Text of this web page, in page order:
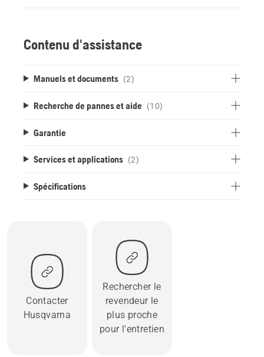
Contenu d'assistance
Manuels et documents (2)
Recherche de pannes et aide (10)
Garantie
Services et applications (2)
Spécifications
Contacter
Husqvarna
Rechercher le
revendeur le
plus proche
pour l'entretien